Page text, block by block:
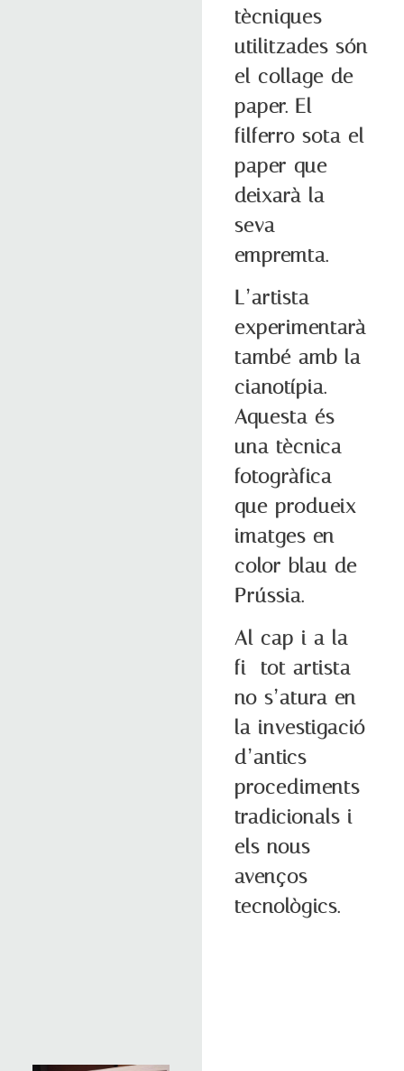
tècniques
utilitzades són
el collage de
paper. El
filferro sota el
paper que
deixarà la
seva
empremta.
L’artista
experimentarà
també amb la
cianotípia.
Aquesta és
una tècnica
fotogràfica
que produeix
imatges en
color blau de
Prússia.
Al cap i a la
fi tot artista
no s’atura en
la investigació
d’antics
procediments
tradicionals i
els nous
avenços
tecnològics.